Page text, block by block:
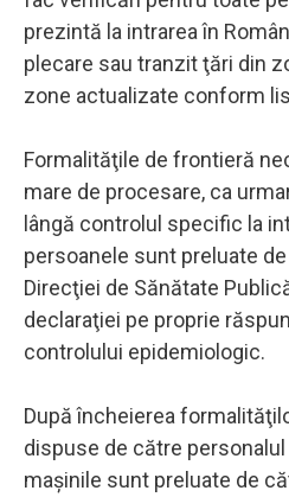
prezintă la intrarea în
plecare sau tranzit ţări din
zone actualizate conform
Formalităţile de frontieră
mare de procesare, ca
lângă controlul specific la
persoanele sunt preluate
Direcţiei de Sănătate
declaraţiei pe proprie
controlului epidemiologic.
După încheierea
dispuse de către
maşinile sunt preluate de